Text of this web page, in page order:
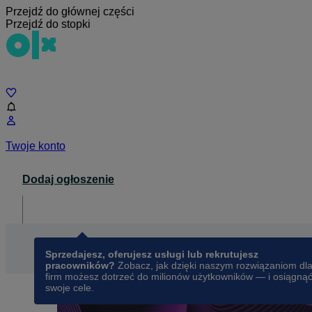
Przejdź do głównej części
Przejdź do stopki
Twoje konto
Dodaj ogłoszenie
Sprzedajesz, oferujesz usługi lub rekrutujesz
pracowników? Zobacz, jak dzięki naszym rozwiązaniom dla
firm możesz dotrzeć do milionów użytkowników — i osiągnąć
swoje cele.